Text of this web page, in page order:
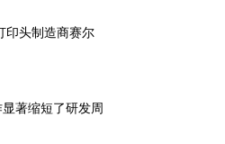
印头制造商赛尔
著缩短了研发周